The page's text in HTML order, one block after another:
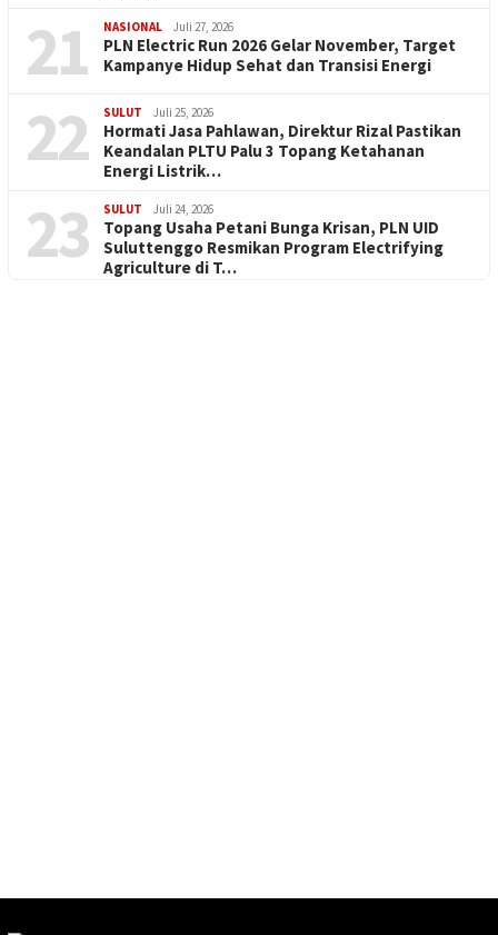
21 NASIONAL Juli 27, 2026
PLN Electric Run 2026 Gelar November, Target
Kampanye Hidup Sehat dan Transisi Energi
22 SULUT Juli 25, 2026
Hormati Jasa Pahlawan, Direktur Rizal Pastikan
Keandalan PLTU Palu 3 Topang Ketahanan
Energi Listrik…
23 SULUT Juli 24, 2026
Topang Usaha Petani Bunga Krisan, PLN UID
Suluttenggo Resmikan Program Electrifying
Agriculture di T…